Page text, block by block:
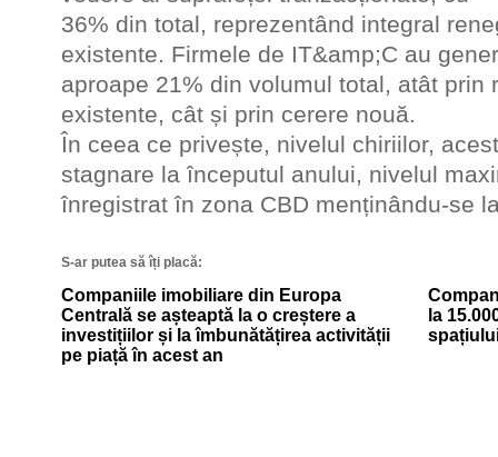
36% din total, reprezentând integral
existente. Firmele de IT&amp;C au
aproape 21% din volumul total, atât prin
existente, cât și prin cerere nouă.
În ceea ce privește, nivelul chiriilor,
stagnare la începutul anului, nivelul
înregistrat în zona CBD menținându-se
S-ar putea să îți placă:
Companiile imobiliare din Europa
Centrală se așteaptă la o creștere a
investițiilor și la îmbunătățirea activității
pe piață în acest an
la